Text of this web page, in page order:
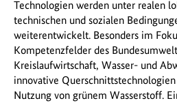
Technologien werden unter realen
technischen und sozialen
weiterentwickelt. Besonders im
Kompetenzfelder des
Kreislaufwirtschaft, Wasser- und
innovative
Nutzung von grünem Wasserstoff.